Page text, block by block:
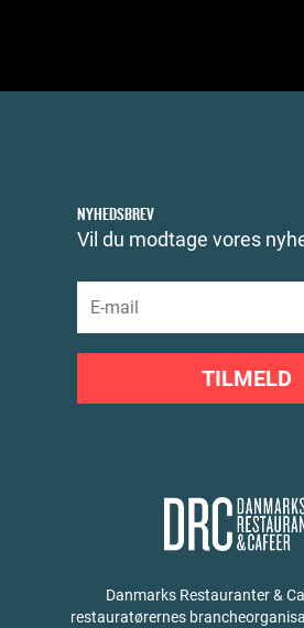
NYHEDSBREV
Vil du modtage vores
TILMELD
Danmarks Restauranter &
restauratørernes